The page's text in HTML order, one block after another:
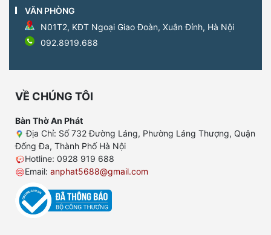
VĂN PHÒNG
N01T2, KĐT Ngoại Giao Đoàn, Xuân Đỉnh, Hà Nội
092.8919.688
VỀ CHÚNG TÔI
Bàn Thờ An Phát
Địa Chỉ: Số 732 Đường Láng, Phường Láng Thượng, Quận
Đống Đa, Thành Phố Hà Nội
Hotline: 0928 919 688
Email: anphat5688@gmail.com